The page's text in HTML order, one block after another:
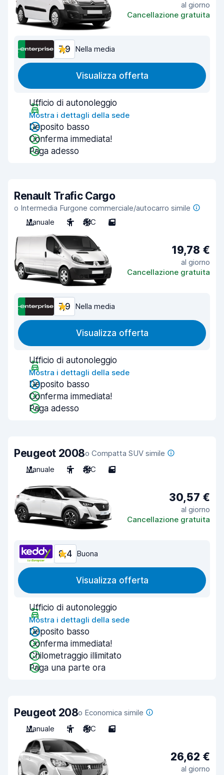
al giorno
Cancellazione gratuita
7,9 Nella media
Visualizza offerta
Ufficio di autonoleggio
Mostra i dettagli della sede
Deposito basso
Conferma immediata!
Paga adesso
Renault Trafic Cargo
o Intermedia Furgone commerciale/autocarro simile
Manuale
3 A/C 5
19,78 €
al giorno
Cancellazione gratuita
7,9 Nella media
Visualizza offerta
Ufficio di autonoleggio
Mostra i dettagli della sede
Deposito basso
Conferma immediata!
Paga adesso
Peugeot 2008o Compatta SUV simile
Manuale
5 A/C 5
30,57 €
al giorno
Cancellazione gratuita
8,4 Buona
Visualizza offerta
Ufficio di autonoleggio
Mostra i dettagli della sede
Deposito basso
Conferma immediata!
Chilometraggio illimitato
Paga una parte ora
Peugeot 208o Economica simile
Manuale
5 A/C 5
26,62 €
al giorno